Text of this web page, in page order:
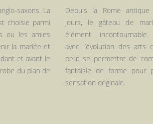
saxons. La
choisie parmi
ou les amies
la mariée et
et avant le
du plan de
Depuis la Rome antique
jours, le gâteau de
élément incontournable.
avec l’évolution des arts
peut se permettre de
fantaisie de forme pour
sensation originale.